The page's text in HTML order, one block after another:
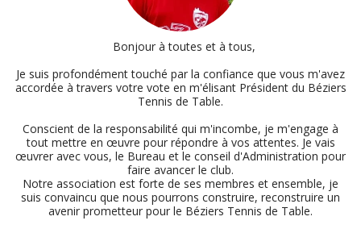
Bonjour à toutes et à tous,
Je suis profondément touché par la confiance que vous m'avez
accordée à travers votre vote en m'élisant Président du Béziers
Tennis de Table.
Conscient de la responsabilité qui m'incombe, je m'engage à
tout mettre en œuvre pour répondre à vos attentes. Je vais
œuvrer avec vous, le Bureau et le conseil d'Administration pour
faire avancer le club.
Notre association est forte de ses membres et ensemble, je
suis convaincu que nous pourrons construire, reconstruire un
avenir prometteur pour le Béziers Tennis de Table.